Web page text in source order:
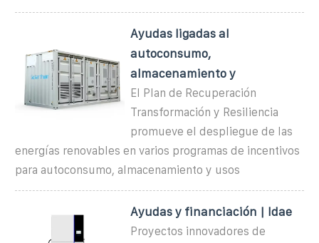
Ayudas ligadas al
autoconsumo,
almacenamiento y
El Plan de Recuperación
Transformación y Resiliencia
promueve el despliegue de las
energías renovables en varios programas de incentivos
para autoconsumo, almacenamiento y usos
Ayudas y financiación | Idae
Proyectos innovadores de